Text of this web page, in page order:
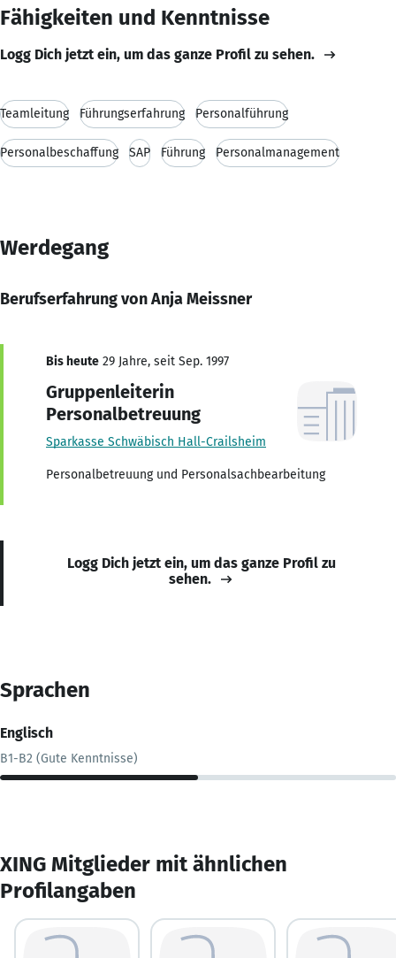
Fähigkeiten und Kenntnisse
Logg Dich jetzt ein, um das ganze Profil zu sehen.
Teamleitung Führungserfahrung Personalführung
Personalbeschaffung SAP Führung Personalmanagement
Werdegang
Berufserfahrung von Anja Meissner
Bis heute 29 Jahre, seit Sep. 1997
Gruppenleiterin
Personalbetreuung
Sparkasse Schwäbisch Hall-Crailsheim
Personalbetreuung und Personalsachbearbeitung
Logg Dich jetzt ein, um das ganze Profil zu
sehen.
Sprachen
Englisch
B1-B2 (Gute Kenntnisse)
XING Mitglieder mit ähnlichen
Profilangaben